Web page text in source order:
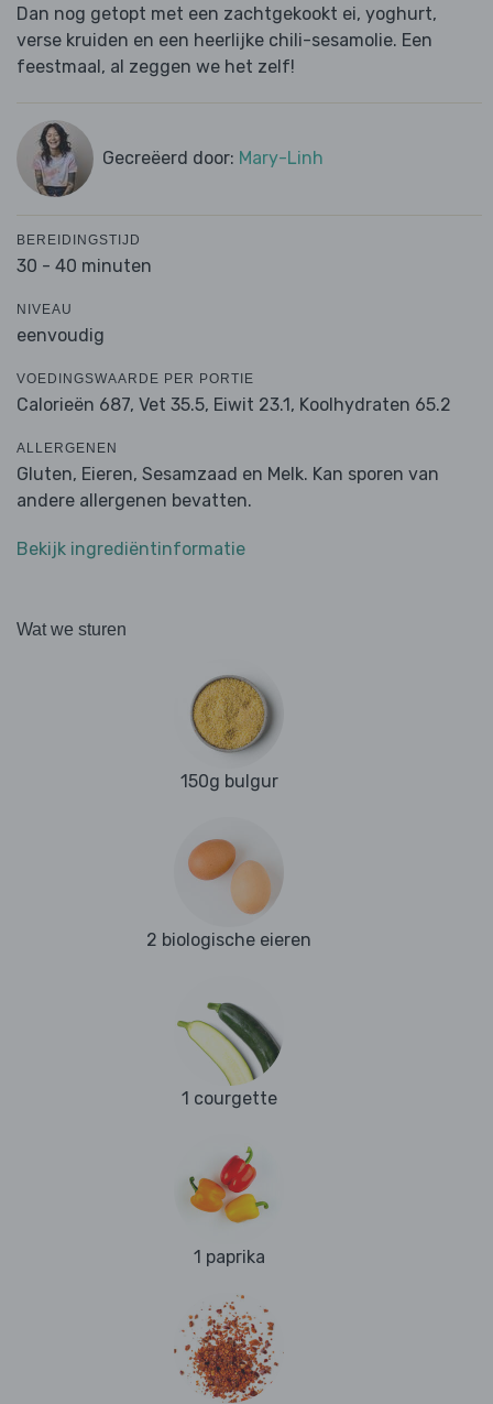
Dan nog getopt met een zachtgekookt ei, yoghurt,
verse kruiden en een heerlijke chili-sesamolie. Een
feestmaal, al zeggen we het zelf!
Gecreëerd door: Mary-Linh
BEREIDINGSTIJD
30 - 40 minuten
NIVEAU
eenvoudig
VOEDINGSWAARDE PER PORTIE
Calorieën 687, Vet 35.5, Eiwit 23.1, Koolhydraten 65.2
ALLERGENEN
Gluten, Eieren, Sesamzaad en Melk. Kan sporen van
andere allergenen bevatten.
Bekijk ingrediëntinformatie
Wat we sturen
150g bulgur
2 biologische eieren
1 courgette
1 paprika